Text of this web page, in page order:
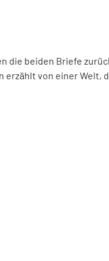
die beiden Briefe
von einer Welt,